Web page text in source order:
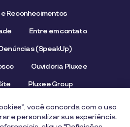
e Reconhecimentos
Entre em contato
(SpeakUp)
Ouvidoria Pluxee
Pluxee Group
você concorda com o uso
e personalizar sua experiência.